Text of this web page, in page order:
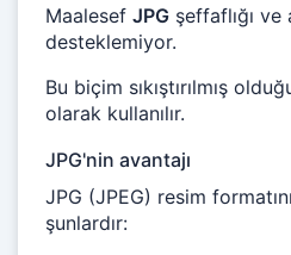
Maalesef JPG şeffaflığı
desteklemiyor.
Bu biçim sıkıştırılmış
olarak kullanılır.
JPG'nin avantajı
JPG (JPEG) resim
şunlardır: